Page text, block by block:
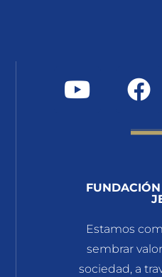
Estamos
sembrar
sociedad, a